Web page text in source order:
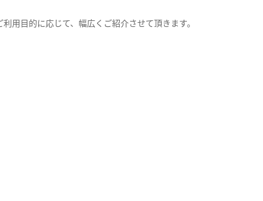
利用目的に応じて、幅広くご紹介させて頂きます。